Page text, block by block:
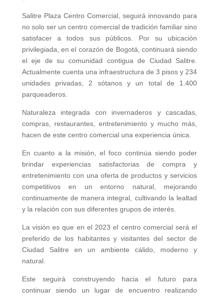
Salitre Plaza Centro Comercial, seguirá innovando para
no solo ser un centro comercial de tradición familiar sino
satisfacer a todos sus públicos. Por su ubicación
privilegiada, en el corazón de Bogotá, continuará siendo
el eje de su comunidad contigua de Ciudad Salitre.
Actualmente cuenta una infraestructura de 3 pisos y 234
unidades privadas, 2 sótanos y un total de 1.400
parqueaderos.
Naturaleza integrada con invernaderos y cascadas,
compras, restaurantes, entretenimiento y mucho más,
hacen de este centro comercial una experiencia única.
En cuanto a la misión, el foco continúa siendo poder
brindar experiencias satisfactorias de compra y
entretenimiento con una oferta de productos y servicios
competitivos en un entorno natural, mejorando
continuamente de manera integral, cultivando la lealtad
y la relación con sus diferentes grupos de interés.
La visión es que en el 2023 el centro comercial será el
preferido de los habitantes y visitantes del sector de
Ciudad Salitre en un ambiente cálido, moderno y
natural.
Este seguirá construyendo hacia el futuro para
continuar siendo un lugar de encuentro realizando